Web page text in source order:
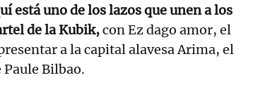
está uno de los lazos que unen a los
de la Kubik,con Ez dago amor, el
a la capital alavesa Arima, el
Bilbao.